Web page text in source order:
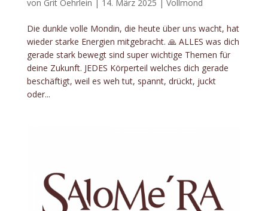
von Grit Oehrlein | 14. März 2025 | Vollmond
Die dunkle volle Mondin, die heute über uns wacht, hat
wieder starke Energien mitgebracht. 🙏 ALLES was dich
gerade stark bewegt sind super wichtige Themen für
deine Zukunft. JEDES Körperteil welches dich gerade
beschäftigt, weil es weh tut, spannt, drückt, juckt
oder...